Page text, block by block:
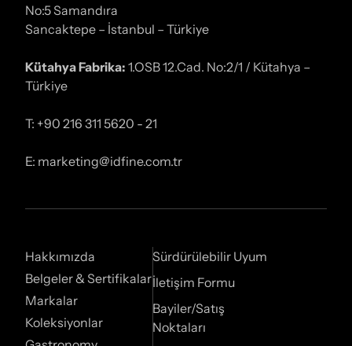
No:5 Samandıra
Sancaktepe – İstanbul – Türkiye
Kütahya Fabrika: 1.OSB 12.Cad. No:2/1 / Kütahya –
Türkiye
T: +90 216 311 5620 - 21
E: marketing@idfine.com.tr
Hakkımızda
Belgeler & Sertifikalar
Markalar
Koleksiyonlar
Sürdürülebilir Uyum
İletişim Formu
Bayiler/Satış
Noktaları